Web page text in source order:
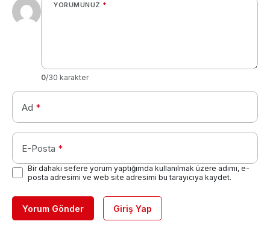
YORUMUNUZ *
0/30 karakter
Ad *
E-Posta *
Bir dahaki sefere yorum yaptığımda kullanılmak üzere adımı, e-
posta adresimi ve web site adresimi bu tarayıcıya kaydet.
Yorum Gönder Giriş Yap